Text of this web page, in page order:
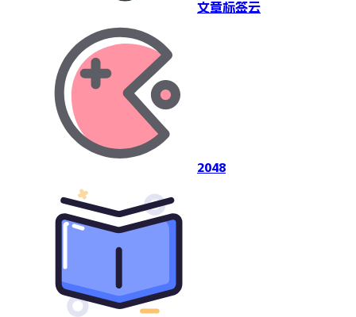
文章标签云
2048